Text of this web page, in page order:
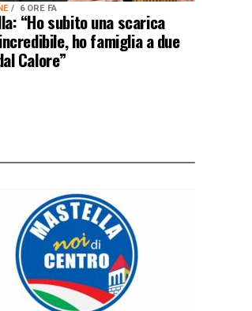
6 ORE FA
“Ho subito una scarica
ho famiglia a due
Calore”